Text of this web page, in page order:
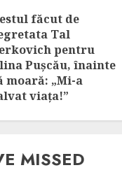
făcut de
Tal
pentru
Pușcău, înainte
moară: „Mi-a
viața!”
MISSED